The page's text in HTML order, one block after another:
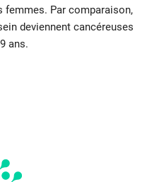
femmes. Par comparaison,
deviennent cancéreuses
ans.